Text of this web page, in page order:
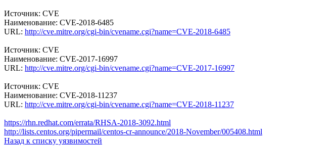
Источник: CVE
Наименование: CVE-2018-6485
URL: http://cve.mitre.org/cgi-bin/cvename.cgi?name=CVE-2018-6485
Источник: CVE
Наименование: CVE-2017-16997
URL: http://cve.mitre.org/cgi-bin/cvename.cgi?name=CVE-2017-16997
Источник: CVE
Наименование: CVE-2018-11237
URL: http://cve.mitre.org/cgi-bin/cvename.cgi?name=CVE-2018-11237
https://rhn.redhat.com/errata/RHSA-2018-3092.html
http://lists.centos.org/pipermail/centos-cr-announce/2018-November/005408.html
Назад к списку уязвимостей